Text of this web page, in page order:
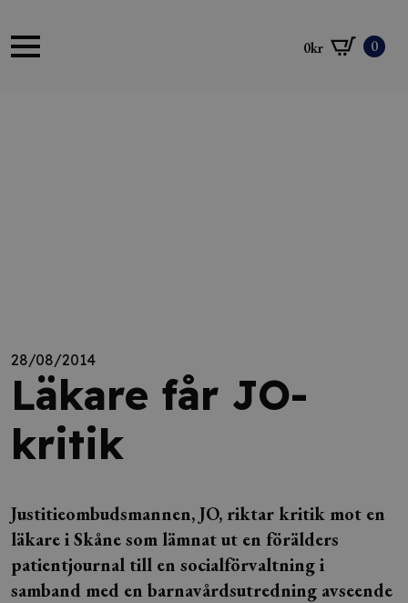
0kr 0
28/08/2014
Läkare får JO-
kritik
Justitieombudsmannen, JO, riktar kritik mot en
läkare i Skåne som lämnat ut en förälders
patientjournal till en socialförvaltning i
samband med en barnavårdsutredning avseende